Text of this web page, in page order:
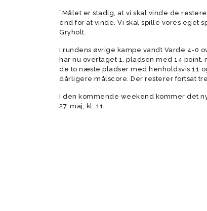
”Målet er stadig, at vi skal vinde de
end for at vinde. Vi skal spille vores eget
Gryholt.
I rundens øvrige kampe vandt Varde 4-0
har nu overtaget 1. pladsen med 14
de to næste pladser med henholdsvis 11
dårligere målscore. Der resterer fortsat
I den kommende weekend kommer det
27. maj, kl. 11.